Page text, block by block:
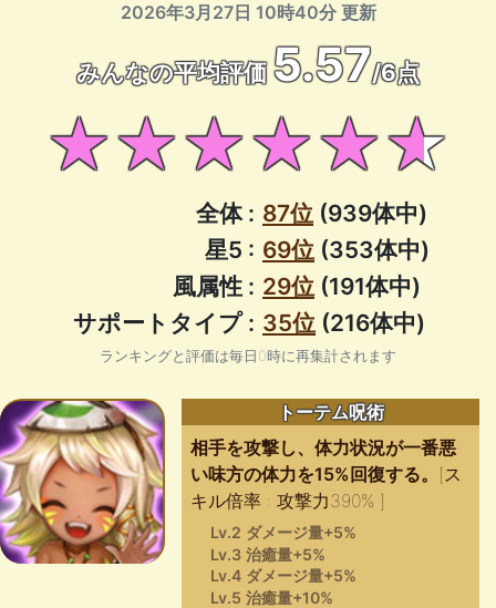
2026年3月27日 10時40分 更新
みんなの平均評価 5.57/6点
★★★★★★
ランキングと評価は毎日0時に再集計されます
全体 : 87位 (939体中)
星5 : 69位 (353体中)
風属性 : 29位 (191体中)
サポートタイプ : 35位 (216体中)
トーテム呪術
相手を攻撃し、体力状況が一番悪
い味方の体力を15%回復する。 [ス
キル倍率 : 攻撃力390% ]
Lv.2 ダメージ量+5%
Lv.3 治癒量+5%
Lv.4 ダメージ量+5%
Lv.5 治癒量+10%